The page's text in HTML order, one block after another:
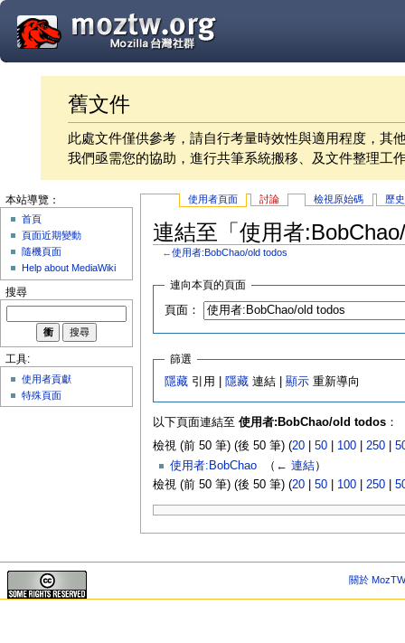
舊文件
此處文件僅供參考，請自行考量時效性與適用程度，其
我們亟需您的協助，進行共筆系統搬移、及文件整理工
使用者頁面 討論 檢視原始碼 歷
連結至「使用者
←使用者:BobChao/old todos
連向本頁的頁面
頁面：
篩選
隱藏 引用 | 隱藏 連結 |顯示 重新導向
以下頁面連結至 使用者:BobChao/old todos：
檢視 (前 50 筆) (後 50 筆) (20| 50| 100| 250|
使用者:BobChao‎ （ ← 連結）
檢視 (前 50 筆) (後 50 筆) (20| 50| 100| 250|
本站導覽：
首頁
頁面近期變動
隨機頁面
Help about MediaWiki
搜尋
工具:
使用者貢獻
特殊頁面
關於